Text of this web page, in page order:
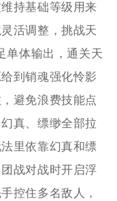
持基础等级用来
活调整，挑战天
单体输出，通关天
到销魂强化怜影
避免浪费技能点
真、缥缈全部拉
里依靠幻真和缥
战对战时开启浮
控住多名敌人，